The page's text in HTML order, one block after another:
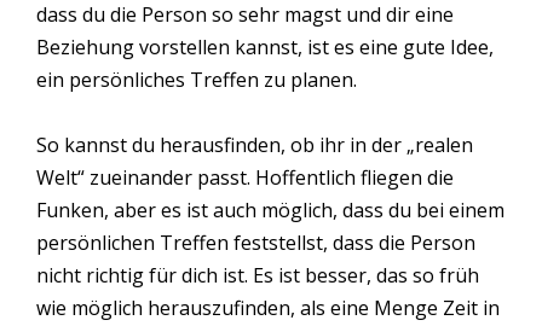
dass du die Person so sehr magst und dir eine
Beziehung vorstellen kannst, ist es eine gute Idee,
ein persönliches Treffen zu planen.
So kannst du herausfinden, ob ihr in der „realen
Welt“ zueinander passt. Hoffentlich fliegen die
Funken, aber es ist auch möglich, dass du bei einem
persönlichen Treffen feststellst, dass die Person
nicht richtig für dich ist. Es ist besser, das so früh
wie möglich herauszufinden, als eine Menge Zeit in